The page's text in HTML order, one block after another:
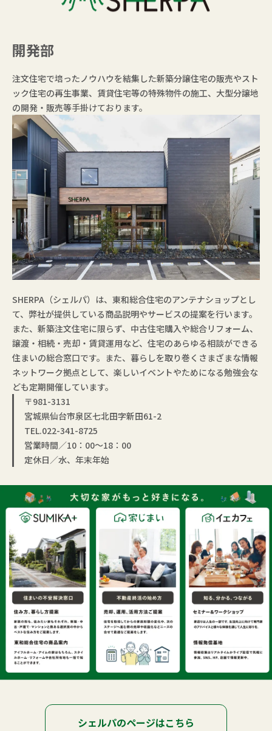
開発部
注文住宅で培ったノウハウを結集した新築分譲住宅の販売やスト
ック住宅の再生事業、賃貸住宅等の特殊物件の施工、大型分譲地
の開発・販売等手掛けております。
〒981-3131
宮城県仙台市泉区七北田字新田61-2
TEL.022-341-8725
営業時間／10：00〜18：00
定休日／水、年末年始
SHERPA（シェルパ）は、東和総合住宅のアンテナショップとし
て、弊社が提供している商品説明やサービスの提案を行います。
また、新築注文住宅に限らず、中古住宅購入や総合リフォーム、
譲渡・相続・売却・賃貸運用など、住宅のあらゆる相談ができる
住まいの総合窓口です。また、暮らしを取り巻くさまざまな情報
ネットワーク拠点として、楽しいイベントやためになる勉強会な
ども定期開催しています。
シェルパのページはこちら